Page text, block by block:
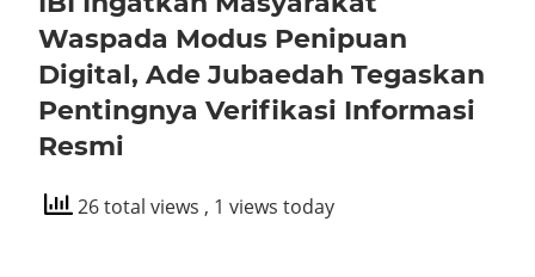
Waspada Modus Penipuan
Digital, Ade Jubaedah Tegaskan
Pentingnya Verifikasi Informasi
Resmi
26 total views , 1 views today